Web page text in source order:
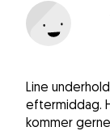
Line
eftermiddag.
kommer